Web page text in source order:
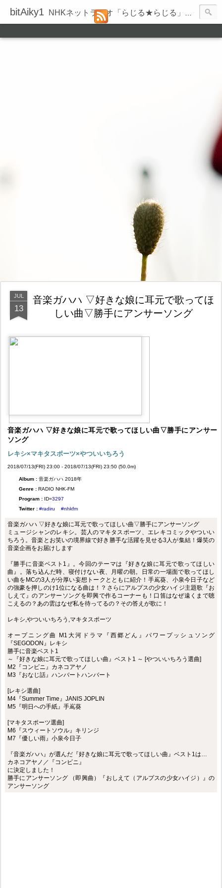
bitAiky1 NHKネットラジオ「らじる★らじる」の録音履歴
JUL
13
音楽ガハハ ▽好きな娘に耳元で歌ってほ
しい曲▽勝手にアンサーソング
音楽ガハハ ▽好きな娘に耳元で歌ってほしい曲▽勝手にアンサー
ソング
レキシ×マキタスポーツ×やついいちろう
2018/07/13(FRI) 23:00 - 2018/07/13(FRI) 23:50 (50.0m)
Album : 音楽ガハハ 2018年
Genre : RADIO NHK-FM
Program : ID=3297
Twitter : #radiru #nhkfm
音楽ガハハ ▽好きな娘に耳元で歌ってほしい曲▽勝手にアンサーソング
ミュージシャンのレキシ。芸人のマキタスポーツ、エレキコミックやついい
ちろう。音楽とお笑いの境界線で好き勝手な活躍を見せる3人が集結！爆笑の
音楽企画をお届けします
『勝手に音楽ベスト1』。今回のテーマは『好きな娘に耳元で歌ってほしい
曲』。落ち込んだ時、寝付けない夜、月曜の朝。日常の一場面で歌ってほし
い曲をMCの3人が分厚い妄想トークとともに紹介！手嶌葵、小泉今日子など
の強豪を押しのけ1位になる曲は！？さらにアルプスの少女ハイジ主題歌『お
しえて』のアンサーソングを即興で作るコーナーも！口笛はなぜ遠くまで聴
こえるの？あの雲はなぜ私を待ってるの？その答えが歌に！
レキシ,やついいちろう,マキタスポーツ
オープニング曲 M1大河ドラマ『西郷どん』パワープッシュソング
『SEGODON』レキシ
勝手に音楽ベスト1
～『好きな娘に耳元で歌ってほしい曲』ベスト1 ～ [やついいちろう選曲]
M2『コンビニ』カネコアヤノ
M3『おなじ話』ハンバートハンバート
[レキシ選曲]
M4『Summer Time』JANIS JOPLIN
M5『明日への手紙』手嶌葵
[マキタスポーツ選曲]
M6『スウィートソウル』キリンジ
M7『優しい雨』小泉今日子
『音楽ガハハ』が選んだ『好きな娘に耳元で歌ってほしい曲』ベスト1は…
カネコアヤノ／『コンビニ』
に決定しました！
勝手にアンサーソング （即興曲）『おしえて（アルプスの少女ハイジ）』の
アンサーソング